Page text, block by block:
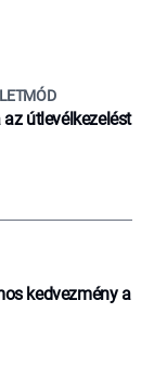
útlevélkezelést
kedvezmény a